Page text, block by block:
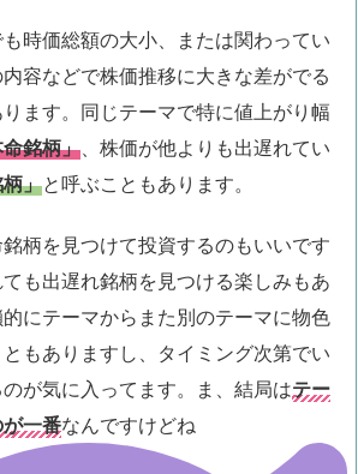
時価総額の大小、または関わってい
容などで株価推移に大きな差がでる
ます。同じテーマで特に値上がり幅
銘柄」、株価が他よりも出遅れてい
」と呼ぶこともあります。
柄を見つけて投資するのもいいです
も出遅れ銘柄を見つける楽しみもあ
にテーマからまた別のテーマに物色
もありますし、タイミング次第でい
が気に入ってます。ま、結局はテー
一番なんですけどね